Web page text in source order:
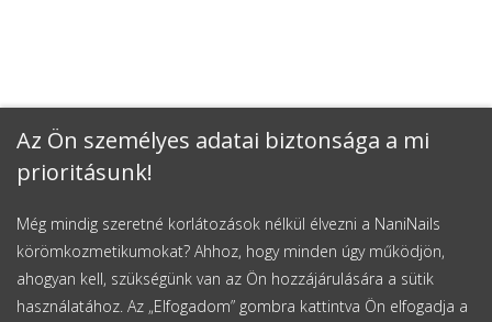
Az Ön személyes adatai biztonsága a mi
prioritásunk!
Még mindig szeretné korlátozások nélkül élvezni a NaniNails
körömkozmetikumokat? Ahhoz, hogy minden úgy működjön,
ahogyan kell, szükségünk van az Ön hozzájárulására a sütik
használatához. Az „Elfogadom” gombra kattintva Ön elfogadja a